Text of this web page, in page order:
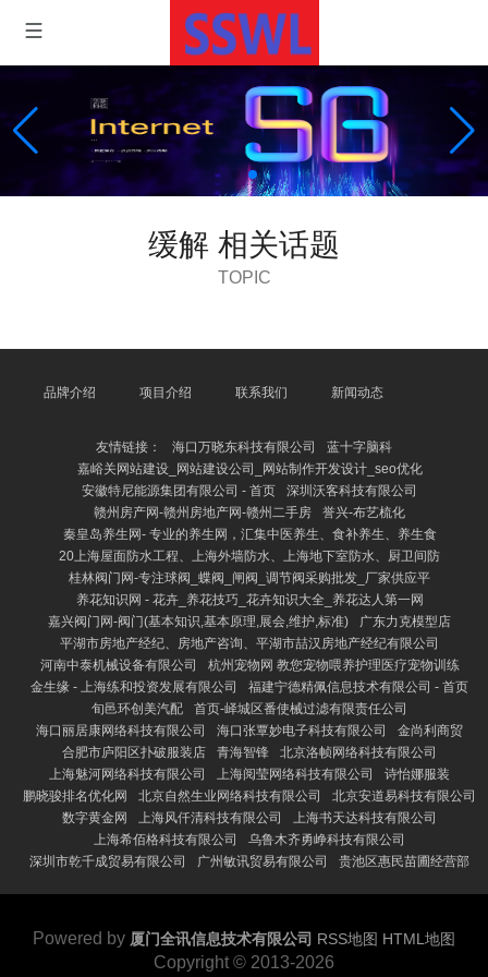
缓解 相关话题
TOPIC
品牌介绍 项目介绍 联系我们 新闻动态
友情链接： 海口万晓东科技有限公司
蓝十字脑科
嘉峪关网站建设_网站建设公司_网站制作开发设计_seo优化
安徽特尼能源集团有限公司 - 首页
深圳沃客科技有限公司
赣州房产网-赣州房地产网-赣州二手房
誉兴-布艺梳化
秦皇岛养生网- 专业的养生网，汇集中医养生、食补养生、养生食
20上海屋面防水工程、上海外墙防水、上海地下室防水、厨卫间防
桂林阀门网-专注球阀_蝶阀_闸阀_调节阀采购批发_厂家供应平
养花知识网 - 花卉_养花技巧_花卉知识大全_养花达人第一网
嘉兴阀门网-阀门(基本知识,基本原理,展会,维护,标准)
广东力克模型店
平湖市房地产经纪、房地产咨询、平湖市喆汉房地产经纪有限公司
河南中泰机械设备有限公司
杭州宠物网 教您宠物喂养护理医疗宠物训练
金生缘 - 上海练和投资发展有限公司
福建宁德精佩信息技术有限公司 - 首页
旬邑环创美汽配
首页-峄城区番使械过滤有限责任公司
海口丽居康网络科技有限公司
海口张覃妙电子科技有限公司
金尚利商贸
合肥市庐阳区扑破服装店
青海智锋
北京洛帧网络科技有限公司
上海魅河网络科技有限公司
上海阅莹网络科技有限公司
诗怡娜服装
鹏晓骏排名优化网
北京自然生业网络科技有限公司
北京安道易科技有限公司
数字黄金网
上海风仟清科技有限公司
上海书天达科技有限公司
上海希佰格科技有限公司
乌鲁木齐勇峥科技有限公司
深圳市乾千成贸易有限公司
广州敏讯贸易有限公司 贵池区惠民苗圃经营部
Powered by 厦门全讯信息技术有限公司 RSS地图 HTML地图
Copyright © 2013-2026